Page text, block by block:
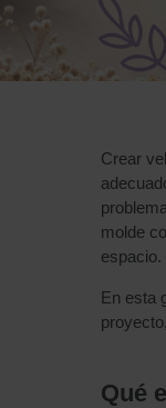
Crear
molde
espacio.
En esta
Qué